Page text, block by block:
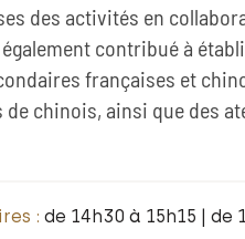
des activités en
également contribué à
françaises et
de chinois, ainsi que des
: de 14h30 à 15h15 | de